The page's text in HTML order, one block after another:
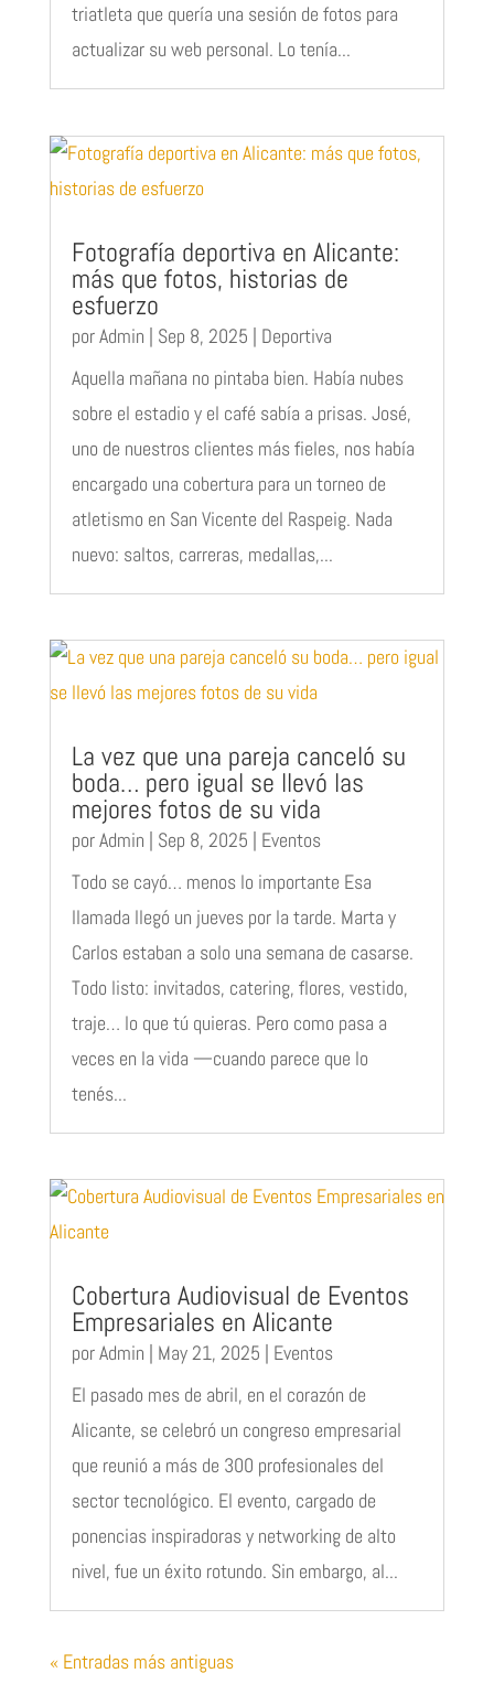
triatleta que quería una sesión de fotos para
actualizar su web personal. Lo tenía...
Fotografía deportiva en Alicante:
más que fotos, historias de
esfuerzo
porAdmin | Sep 8, 2025 | Deportiva
Aquella mañana no pintaba bien. Había nubes
sobre el estadio y el café sabía a prisas. José,
uno de nuestros clientes más fieles, nos había
encargado una cobertura para un torneo de
atletismo en San Vicente del Raspeig. Nada
nuevo: saltos, carreras, medallas,...
La vez que una pareja canceló su
boda… pero igual se llevó las
mejores fotos de su vida
porAdmin | Sep 8, 2025 | Eventos
Todo se cayó… menos lo importante Esa
llamada llegó un jueves por la tarde. Marta y
Carlos estaban a solo una semana de casarse.
Todo listo: invitados, catering, flores, vestido,
traje… lo que tú quieras. Pero como pasa a
veces en la vida —cuando parece que lo
tenés...
Cobertura Audiovisual de Eventos
Empresariales en Alicante
porAdmin | May 21, 2025 | Eventos
El pasado mes de abril, en el corazón de
Alicante, se celebró un congreso empresarial
que reunió a más de 300 profesionales del
sector tecnológico. El evento, cargado de
ponencias inspiradoras y networking de alto
nivel, fue un éxito rotundo. Sin embargo, al...
« Entradas más antiguas